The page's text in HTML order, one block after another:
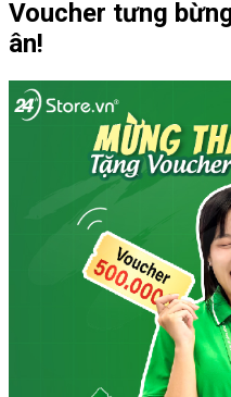
Voucher tưng
ân!